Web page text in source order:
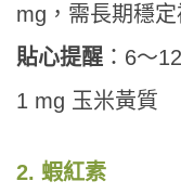
mg，需長期穩
貼心提醒 ：6～
1 mg 玉米黃質
2. 蝦紅素